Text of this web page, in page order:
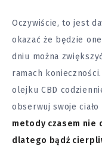
Oczywiście, to jest
okazać że będzie
dniu można
ramach
olejku CBD
obserwuj swoje
metody czasem nie
dlatego bądź